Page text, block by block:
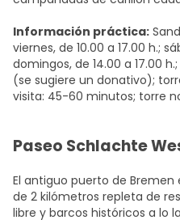
Información práctica:
viernes, de 10.00 a 17.00 h.;
domingos, de 14.00 a 17.00
(se sugiere un donativo);
visita: 45-60 minutos; torre
Paseo Schlachte
El antiguo puerto de
de 2 kilómetros repleta de
libre y barcos históricos a lo